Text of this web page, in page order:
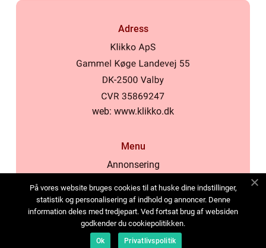
Adress
web: www.klikko.dk
Menu
Annonsering
Cookies
Kontakta oss
Sitemap
På vores website bruges cookies til at huske dine indstillinger,
statistik og personalisering af indhold og annoncer. Denne
information deles med tredjepart. Ved fortsat brug af websiden
godkender du cookiepolitikken.
Ok Privatlivspolitik